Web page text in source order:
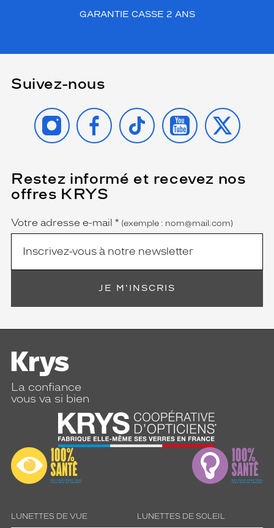
GARANTIE CASSE 2 ANS
Suivez-nous
INSTAGRAMFACEBOOK
TIKTOK YOUTUBE
X
Restez informé et recevez nos
offres KRYS
Name
Votre adresse e-mail *
(Ce
champ
est
obligatoire)
(exemple : nom@mail.com)
JE M'INSCRIS
La confiance
vous va si bien
LUNETTES DE VUE LUNETTES DE SOLEIL